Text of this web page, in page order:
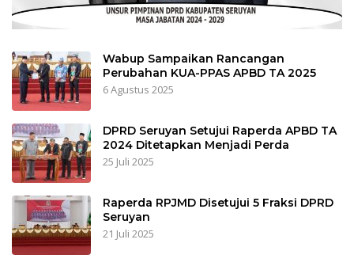
Wabup Sampaikan Rancangan
Perubahan KUA-PPAS APBD TA 2025
6 Agustus 2025
DPRD Seruyan Setujui Raperda APBD TA
2024 Ditetapkan Menjadi Perda
25 Juli 2025
Raperda RPJMD Disetujui 5 Fraksi DPRD
Seruyan
21 Juli 2025